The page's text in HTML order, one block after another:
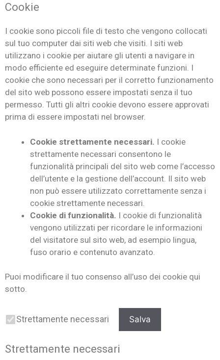
Cookie
I cookie sono piccoli file di testo che vengono collocati
sul tuo computer dai siti web che visiti. I siti web
utilizzano i cookie per aiutare gli utenti a navigare in
modo efficiente ed eseguire determinate funzioni. I
cookie che sono necessari per il corretto funzionamento
del sito web possono essere impostati senza il tuo
permesso. Tutti gli altri cookie devono essere approvati
prima di essere impostati nel browser.
Cookie strettamente necessari. I cookie
strettamente necessari consentono le
funzionalità principali del sito web come l’accesso
dell’utente e la gestione dell’account. Il sito web
non può essere utilizzato correttamente senza i
cookie strettamente necessari.
Cookie di funzionalità. I cookie di funzionalità
vengono utilizzati per ricordare le informazioni
del visitatore sul sito web, ad esempio lingua,
fuso orario e contenuto avanzato.
Puoi modificare il tuo consenso all’uso dei cookie qui
sotto.
Strettamente necessari Salva
Strettamente necessari